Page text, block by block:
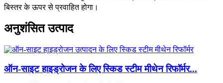
बिस्तर के ऊपर से प्रवाहित होगा।
अनुशंसित उत्पाद
ऑन-साइट हाइड्रोजन के लिए स्किड स्टीम मीथेन रिफॉर्मर...